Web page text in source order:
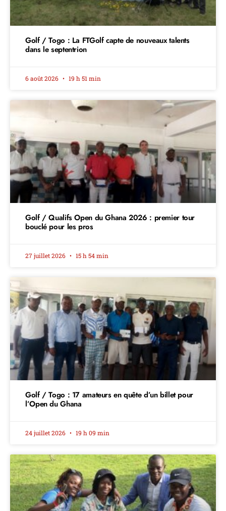
Golf / Togo : La FTGolf capte de nouveaux talents
dans le septentrion
6 août 2026 19 h 51 min
Golf / Qualifs Open du Ghana 2026 : premier tour
bouclé pour les pros
27 juillet 2026 15 h 54 min
Golf / Togo : 17 amateurs en quête d’un billet pour
l’Open du Ghana
24 juillet 2026 19 h 09 min